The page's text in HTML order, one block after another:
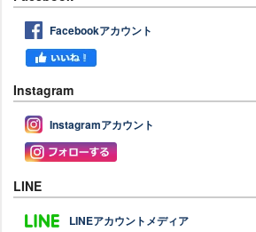
Facebookアカウント
Instagram
Instagramアカウント
LINE
LINEアカウントメディア